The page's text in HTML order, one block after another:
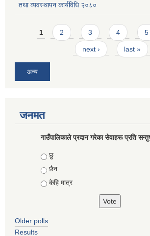
तथा व्यवस्थापन कार्यविधि २०८०
Pages
1 2 3 4 5
next › last »
अन्य
जनमत
गाउँपालिकाले प्रदान गरेका सेवाहरू प्रति
Choices
छु
छैन
केहि मात्र
Older polls
Results